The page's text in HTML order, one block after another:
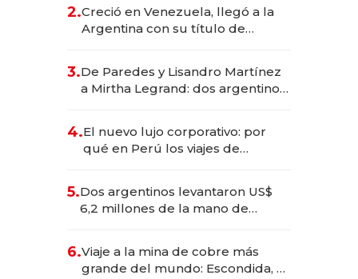
2.Creció en Venezuela, llegó a la
Argentina con su título de
las marcas "fast premium"
3.De Paredes y Lisandro Martínez
a Mirtha Legrand: dos argentinos
4.El nuevo lujo corporativo: por
qué en Perú los viajes de
para convertirse en experiencias
transformadoras
5.Dos argentinos levantaron US$
6,2 millones de la mano de
6.Viaje a la mina de cobre más
grande del mundo: Escondida, el